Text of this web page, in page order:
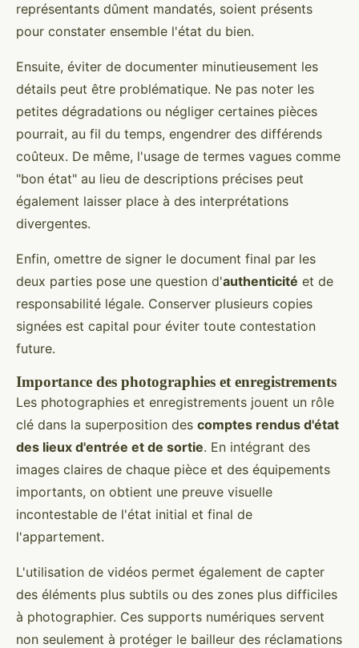
représentants dûment mandatés, soient présents
pour constater ensemble l'état du bien.
Ensuite, éviter de documenter minutieusement les
détails peut être problématique. Ne pas noter les
petites dégradations ou négliger certaines pièces
pourrait, au fil du temps, engendrer des différends
coûteux. De même, l'usage de termes vagues comme
"bon état" au lieu de descriptions précises peut
également laisser place à des interprétations
divergentes.
Enfin, omettre de signer le document final par les
deux parties pose une question d'authenticité et de
responsabilité légale. Conserver plusieurs copies
signées est capital pour éviter toute contestation
future.
Importance des photographies et enregistrements
Les photographies et enregistrements jouent un rôle
clé dans la superposition des comptes rendus d'état
des lieux d'entrée et de sortie. En intégrant des
images claires de chaque pièce et des équipements
importants, on obtient une preuve visuelle
incontestable de l'état initial et final de
l'appartement.
L'utilisation de vidéos permet également de capter
des éléments plus subtils ou des zones plus difficiles
à photographier. Ces supports numériques servent
non seulement à protéger le bailleur des réclamations